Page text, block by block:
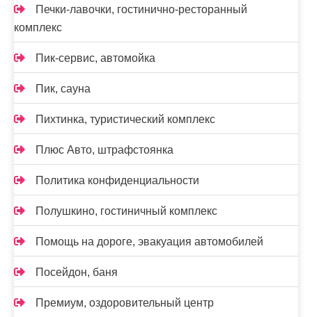
Печки-лавочки, гостинично-ресторанный
комплекс
Пик-сервис, автомойка
Пик, сауна
Пихтинка, туристический комплекс
Плюс Авто, штрафстоянка
Политика конфиденциальности
Полушкино, гостиничный комплекс
Помощь на дороге, эвакуация автомобилей
Посейдон, баня
Премиум, оздоровительный центр